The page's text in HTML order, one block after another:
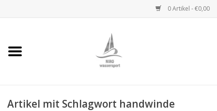
0 Artikel - €0,00
Startseite
Niro Ketten
Artikel mit Schlagwort handwinde